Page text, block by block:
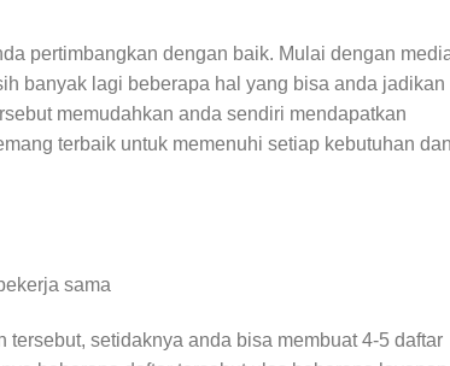
pertimbangkan dengan baik. Mulai dengan
banyak lagi beberapa hal yang bisa anda jadikan
memudahkan anda sendiri mendapatkan
terbaik untuk memenuhi setiap kebutuhan
sama
setidaknya anda bisa membuat 4-5 daftar